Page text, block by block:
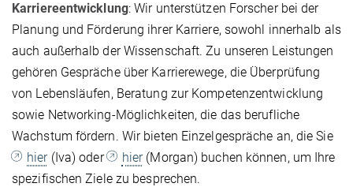
Karriereentwicklung: Wir unterstützen Forscher bei der
Planung und Förderung ihrer Karriere, sowohl innerhalb als
auch außerhalb der Wissenschaft. Zu unseren Leistungen
gehören Gespräche über Karrierewege, die Überprüfung
von Lebensläufen, Beratung zur Kompetenzentwicklung
sowie Networking-Möglichkeiten, die das berufliche
Wachstum fördern. Wir bieten Einzelgespräche an, die Sie
hier(Iva) oder hier(Morgan) buchen können, um Ihre
spezifischen Ziele zu besprechen.